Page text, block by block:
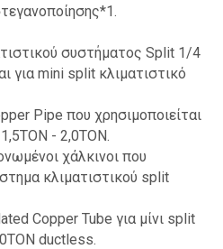
συστήματος Split 1/4
για mini split κλιματιστικό
Pipe που χρησιμοποιείται
- 2,0TON.
χάλκινοι που
κλιματιστικού split
Copper Tube για μίνι split
ductless.